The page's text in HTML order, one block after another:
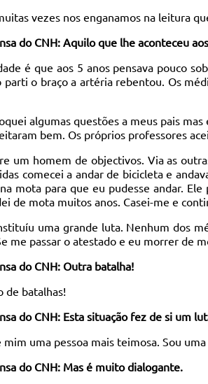
vezes nos enganamos na leitura
do CNH: Aquilo que lhe aconteceu
é que aos 5 anos pensava pouco
parti o braço a artéria rebentou. Os
algumas questões a meus pais
bem. Os próprios professores
um homem de objectivos. Via as
comecei a andar de bicicleta e
mota para que eu pudesse andar.
de mota muitos anos. Casei-me e
uma grande luta. Nenhum dos
me passar o atestado e eu morrer de
do CNH: Outra batalha!
de batalhas!
do CNH: Esta situação fez de si um
mim uma pessoa mais teimosa. Sou
do CNH: Mas é muito dialogante.